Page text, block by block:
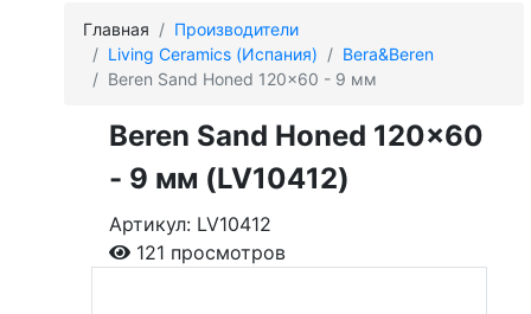
Главная
Производители
Living Ceramics (Испания)
Bera&Beren
Beren Sand Honed 120x60 - 9 мм
Beren Sand Honed 120x60
- 9 мм (LV10412)
Артикул: LV10412
121 просмотров